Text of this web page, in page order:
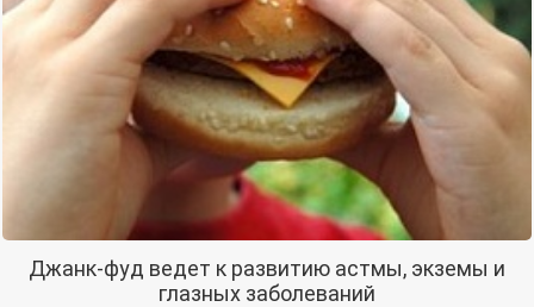
Джанк-фуд ведет к развитию астмы, экземы и
глазных заболеваний